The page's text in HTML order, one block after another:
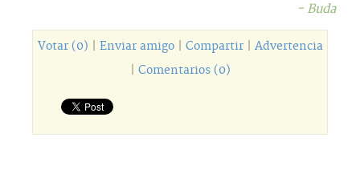
- Buda
Votar (0) Enviar amigo| Compartir| Advertencia
Comentarios (0)